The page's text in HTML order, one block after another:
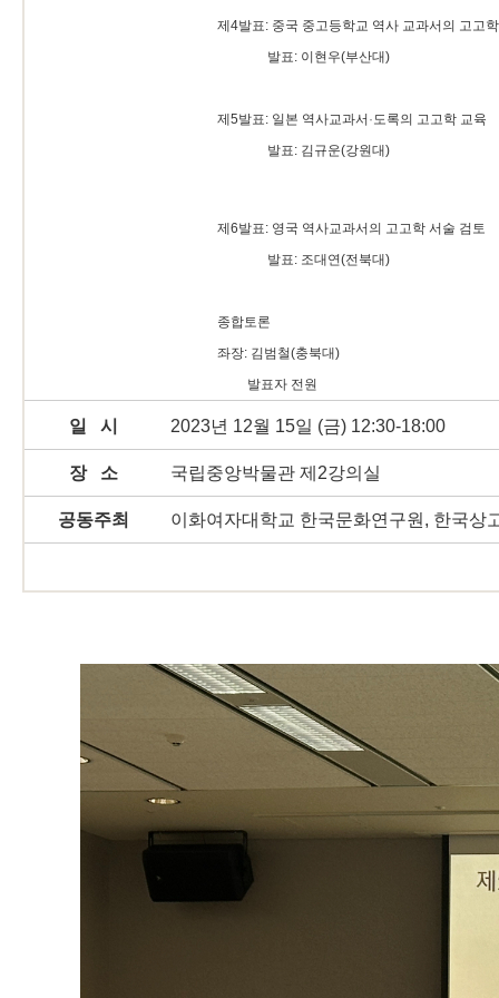
제4발표: 중국 중고등학교 역사 교과서의 고고
발표: 이현우(부산대)
제5발표: 일본 역사교과서· 도록의 고고학 교육
발표: 김규운(강원대)
제6발표: 영국 역사교과서의 고고학 서술 검토
발표: 조대연(전북대)
종합토론
좌장: 김범철(충북대)
발표자 전원
일 시 2023년 12월 15일 (금) 12:30-18:00
장 소 국립중앙박물관 제2강의실
공동주최 이화여자대학교 한국문화연구원, 한국상